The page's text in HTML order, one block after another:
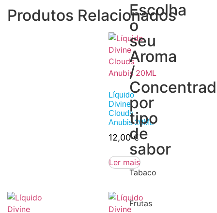
Escolha
o
seu
Aroma
/
por
tipo
de
sabor
Tabaco
Frutas
Produtos Relacionados
Líquido
Divine
Clouds
Anubis 20ML
12,00€
Ler mais